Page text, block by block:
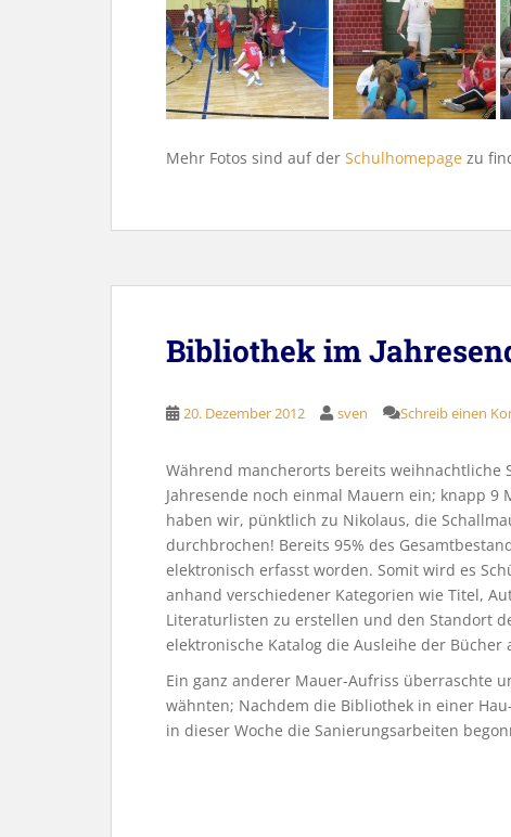
Mehr Fotos sind auf der Schulhomepage zu
Bibliothek im
20. Dezember 2012 sven Schreib einen
Während mancherorts bereits
Jahresende noch einmal Mauern ein; knapp 9
haben wir, pünktlich zu Nikolaus, die
durchbrochen! Bereits 95% des
elektronisch erfasst worden. Somit wird es
anhand verschiedener Kategorien wie Titel,
Literaturlisten zu erstellen und den Standort
elektronische Katalog die Ausleihe der Bücher
Ein ganz anderer Mauer-Aufriss überraschte
wähnten; Nachdem die Bibliothek in einer
in dieser Woche die Sanierungsarbeiten